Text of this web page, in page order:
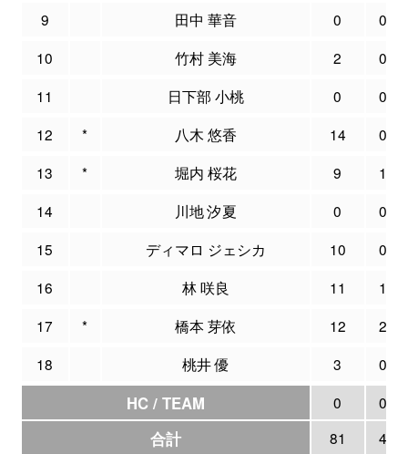
9
田中 華音 0
0
10
竹村 美海 2
0
11
日下部 小桃 0
0
12
* 八木 悠香 14
0
13
* 堀内 桜花 9
1
14
川地 汐夏 0
0
15
ディマロ ジェシカ 10
0
16
林 咲良 11
1
17
* 橋本 芽依 12
2
18
桃井 優 3 0
HC / TEAM 0 0
合計 81 4